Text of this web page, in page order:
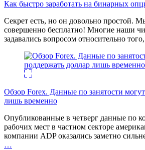
Как быстро заработать на бинарных
Секрет есть, но он довольно простой.
совершенно бесплатно! Многие наши
задавались вопросом относительно
Обзор Forex. Данные по занятости
лишь временно
Опубликованные в четверг данные по
рабочих мест в частном секторе
компании ADP оказались заметно
…